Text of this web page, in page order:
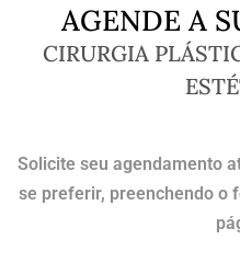
AGENDE A
CIRURGIA
Solicite seu agendamento
se preferir, preenchendo o